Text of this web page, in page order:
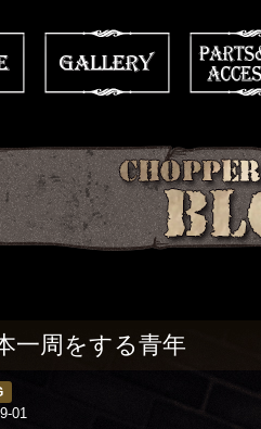
一周をする青年
01